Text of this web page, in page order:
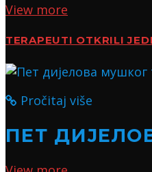
View more
TERAPEUTI OTKRILI
Pročitaj više
ПЕТ